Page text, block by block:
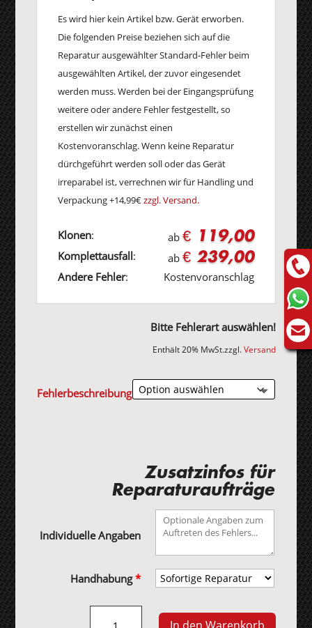
Es wird hier kein Artikel bzw. Gerät erworben.
Die folgenden Preise beziehen sich auf die
Reparatur ausgewählter Standard-Fehler beim
ausgewählten Artikel, der zuvor eingesendet
werden muss. Werden bei der Eingangsprüfung
weitere oder andere Fehler festgestellt, so
erstellen wir zunächst einen
Kostenvoranschlag. Wenn keine Reparatur
dürchgeführt werden soll oder das Gerät
irreparabel ist, verrechnen wir für Handling und
Verpackung +14,99€zzgl. Versand.
Klonen: ab € 119,00
Komplettausfall: ab € 239,00
Andere Fehler: Kostenvoranschlag
Bitte Fehlerart auswählen!
Enthält 20% MwSt.zzgl.Versand
Fehlerbeschreibung
Zusatzinfos für
Reparaturaufträge
Individuelle Angaben
Handhabung*